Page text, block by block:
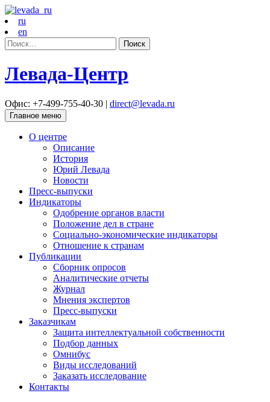
ru
en
Найти:
Левада-Центр
Офис: +7-499-755-40-30 | direct@levada.ru
Главное меню
О центре
Описание
История
Юрий Левада
Новости
Пресс-выпуски
Индикаторы
Одобрение органов власти
Положение дел в стране
Социально-экономические индикаторы
Отношение к странам
Публикации
Сборник опросов
Аналитические отчеты
Журнал
Мнения экспертов
Пресс-выпуски
Заказчикам
Защита интеллектуальной собственности
Подбор данных
Омнибус
Виды исследований
Заказать исследование
Контакты